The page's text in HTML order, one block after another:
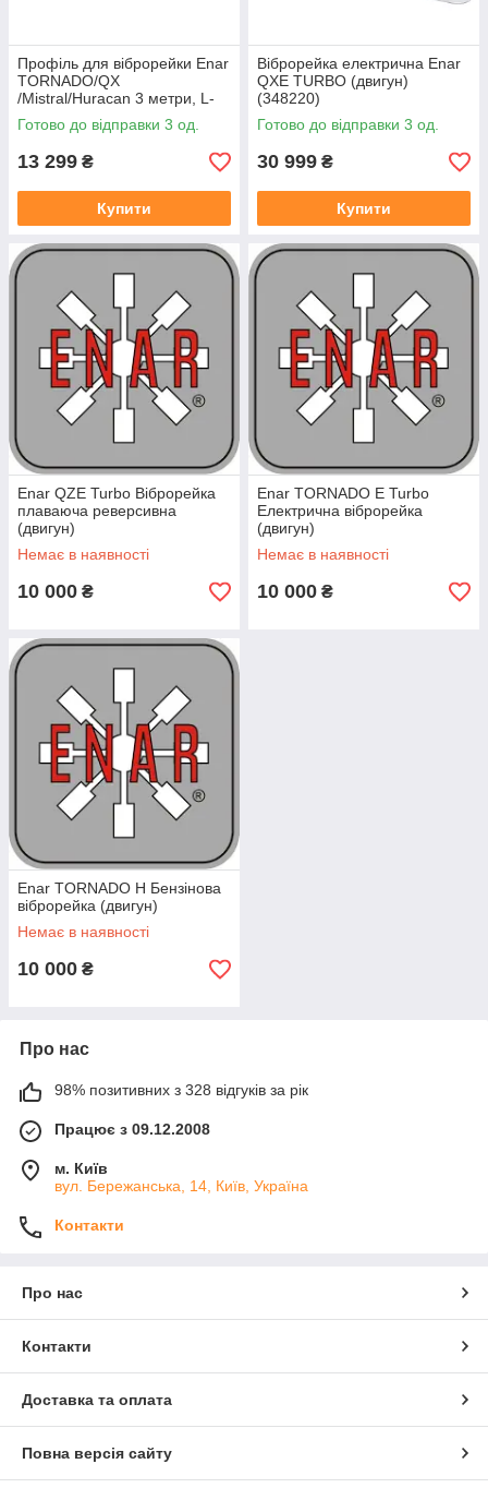
Профіль для віброрейки Enar
TORNADO/QX
/Mistral/Huracan 3 метри, L-
подібний
Готово до відправки 3 од.
13 299 ₴
Купити
Віброрейка електрична Enar
QXE TURBO (двигун)
(348220)
Готово до відправки 3 од.
30 999 ₴
Купити
Enar QZE Turbo Віброрейка
плаваюча реверсивна
(двигун)
Немає в наявності
10 000 ₴
Enar TORNADO E Turbo
Електрична віброрейка
(двигун)
Немає в наявності
10 000 ₴
Enar TORNADO H Бензінова
віброрейка (двигун)
Немає в наявності
10 000 ₴
Про нас
98% позитивних з 328 відгуків за рік
Працює з 09.12.2008
м. Київ
вул. Бережанська, 14, Київ, Україна
Контакти
Про нас
Контакти
Доставка та оплата
Повна версія сайту